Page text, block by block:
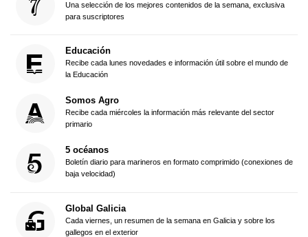
Una selección de los mejores contenidos de la semana, exclusiva
para suscriptores
Educación
Recibe cada lunes novedades e información útil sobre el mundo de
la Educación
Somos Agro
Recibe cada miércoles la información más relevante del sector
primario
5 océanos
Boletín diario para marineros en formato comprimido (conexiones de
baja velocidad)
Global Galicia
Cada viernes, un resumen de la semana en Galicia y sobre los
gallegos en el exterior